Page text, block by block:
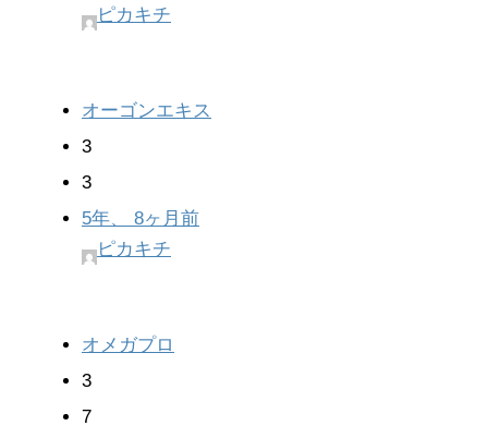
ピカキチ
オーゴンエキス
3
3
5年、 8ヶ月前
ピカキチ
オメガプロ
3
7